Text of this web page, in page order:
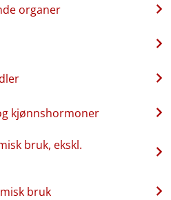
organer
kjønnshormoner
bruk, ekskl.
bruk